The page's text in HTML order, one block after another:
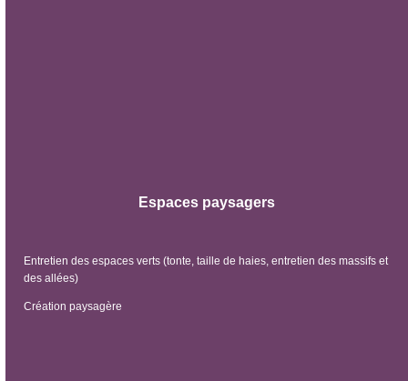
Espaces paysagers
Entretien des espaces verts (tonte, taille de haies, entretien des massifs et
des allées)
Création paysagère